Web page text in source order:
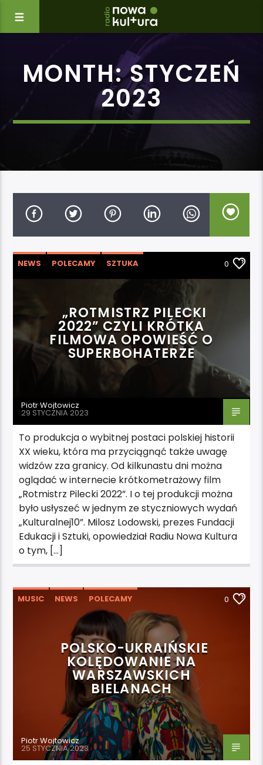
MONTH:STYCZEŃ
2023
NEWS POLECAMY
SZTUKA
0
„ROTMISTRZ PILECKI
2022” CZYLI KRÓTKA
FILMOWA OPOWIEŚĆ O
SUPERBOHATERZE
Piotr Wojtowicz
29 STYCZNIA 2023
To produkcja o wybitnej postaci polskiej historii
XX wieku, która ma przyciągnąć także uwagę
widzów zza granicy. Od kilkunastu dni można
oglądać w internecie krótkometrażowy film
„Rotmistrz Pilecki 2022”. I o tej produkcji można
było usłyszeć w jednym ze styczniowych wydań
„Kulturalnej10”. Milosz Lodowski, prezes Fundacji
Edukacji i Sztuki, opowiedział Radiu Nowa Kultura
o tym, […]
MUSIC NEWS
POLECAMY
0
POLSKO-UKRAIŃSKIE
KOLĘDOWANIE NA
WARSZAWSKICH
BIELANACH
Piotr Wojtowicz
25 STYCZNIA 2023